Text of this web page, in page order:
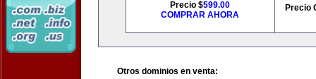
Precio $599.00
COMPRAR AHORA
Precio
Otros dominios en venta: